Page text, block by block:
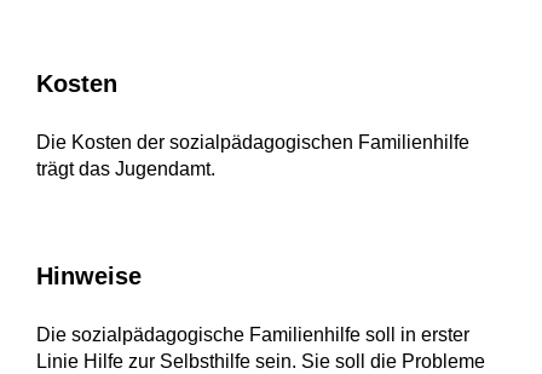
Kosten
Die Kosten der sozialpädagogischen Familienhilfe
trägt das Jugendamt.
Hinweise
Die sozialpädagogische Familienhilfe soll in erster
Linie Hilfe zur Selbsthilfe sein. Sie soll die Probleme